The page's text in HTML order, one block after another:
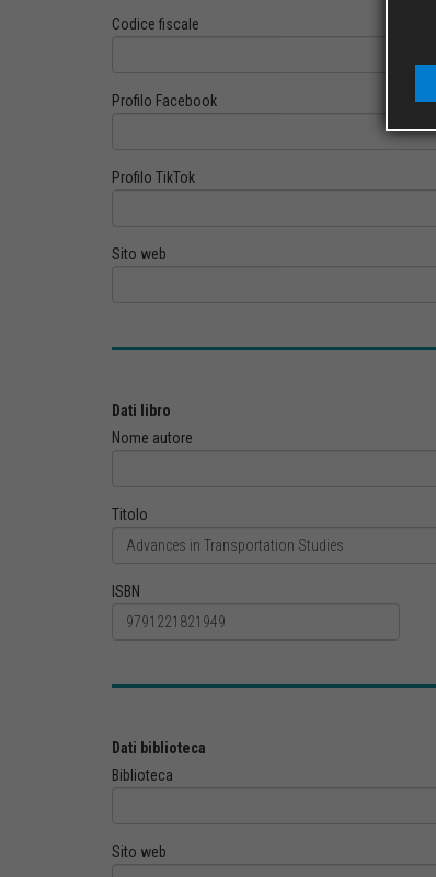
Codice fiscale
Profilo Facebook
Profilo TikTok
Sito web
Dati libro
Nome autore
Titolo
ISBN
Dati biblioteca
Biblioteca
Sito web